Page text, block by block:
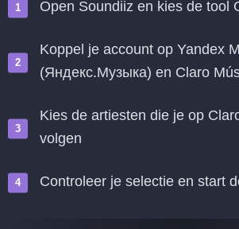
Open Soundiiz en kies de tool
Koppel je account op Yandex
(Яндекс.Музыка) en Claro
Kies de artiesten die je op
volgen
Controleer je selectie en start